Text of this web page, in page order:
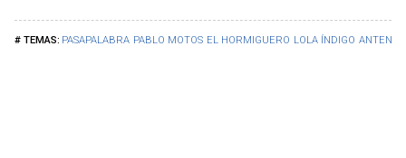
PASAPALABRA PABLO MOTOS EL HORMIGUERO LOLA ÍNDIGO ANTENA 3